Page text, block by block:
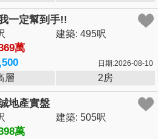
一定幫到手!!
建築: 495呎
萬
日期:2026-08-10
層 2房
地產實盤
建築: 505呎
萬